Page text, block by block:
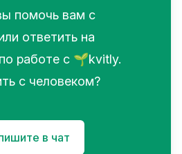
помочь вам с
ответить на
работе с 🌱kvitly.
с человеком?
в чат